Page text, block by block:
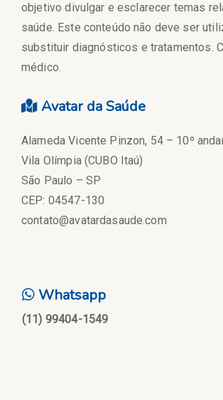
objetivo divulgar e esclarecer temas
saúde. Este conteúdo não deve ser
substituir diagnósticos e tratamentos.
médico.
Avatar da Saúde
Alameda Vicente Pinzon, 54 – 10º
Vila Olímpia (CUBO Itaú)
São Paulo – SP
CEP: 04547-130
contato@avatardasaude.com
Whatsapp
(11) 99404-1549